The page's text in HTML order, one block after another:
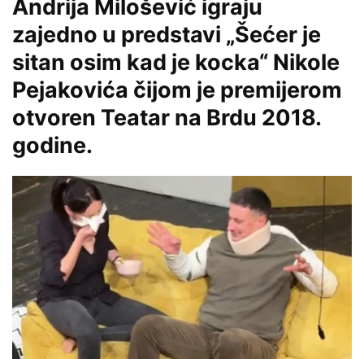
Andrija Milošević igraju
zajedno u predstavi „Šećer je
sitan osim kad je kocka“ Nikole
Pejakovića čijom je premijerom
otvoren Teatar na Brdu 2018.
godine.